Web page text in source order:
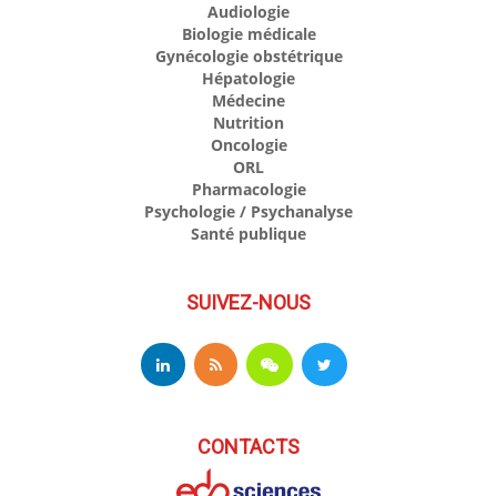
Audiologie
Biologie médicale
Gynécologie obstétrique
Hépatologie
Médecine
Nutrition
Oncologie
ORL
Pharmacologie
Psychologie / Psychanalyse
Santé publique
SUIVEZ-NOUS
CONTACTS